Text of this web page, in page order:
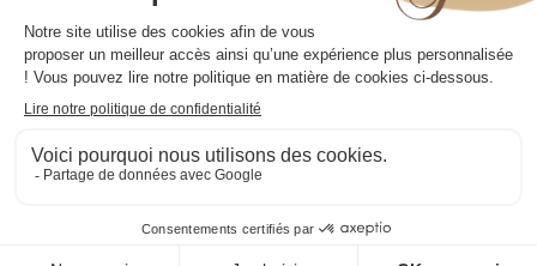
Plaquette anniversaire (ajoutez votre prénom) (+1.00
Total de la commande: